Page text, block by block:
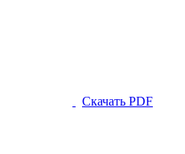
Скачать PDF